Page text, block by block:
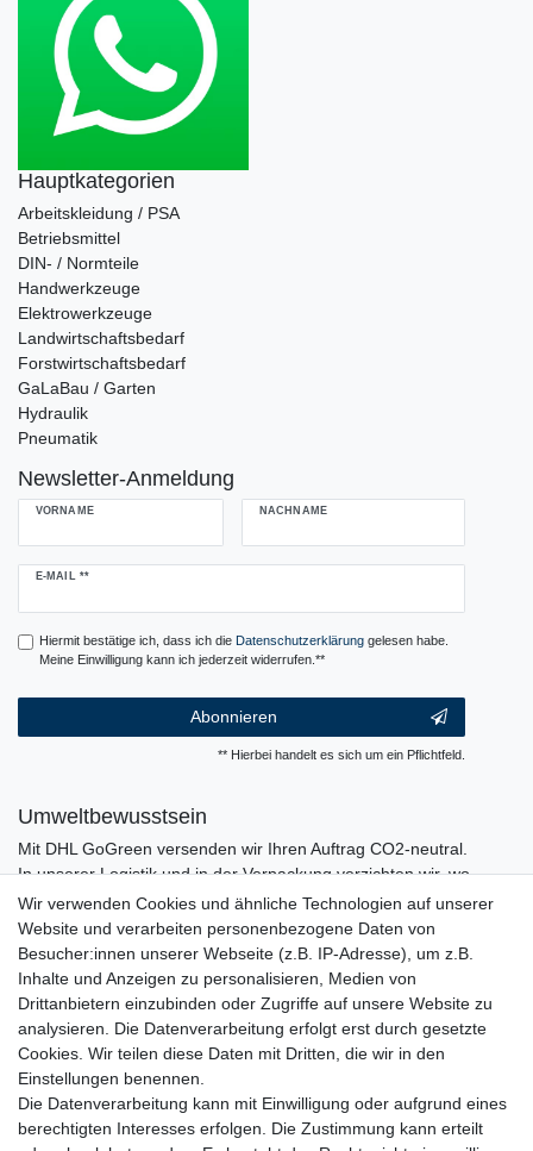
Hauptkategorien
Arbeitskleidung / PSA
Betriebsmittel
DIN- / Normteile
Handwerkzeuge
Elektrowerkzeuge
Landwirtschaftsbedarf
Forstwirtschaftsbedarf
GaLaBau / Garten
Hydraulik
Pneumatik
Newsletter-Anmeldung
VORNAME NACHNAME
E-MAIL **
Newsletter
Hiermit bestätige ich, dass ich die Daten­schutz­erklärunggelesen habe.
Meine Einwilligung kann ich jederzeit widerrufen.**
Abonnieren
** Hierbei handelt es sich um ein Pflichtfeld.
Umweltbewusstsein
Mit DHL GoGreen versenden wir Ihren Auftrag CO2-neutral.
In unserer Logistik und in der Verpackung verzichten wir, wo
immer es möglich ist, auf den Einsatz von Kunststoffen und
Plastik.
Wir verwenden Cookies und ähnliche Technologien auf unserer
Website und verarbeiten personenbezogene Daten von
Besucher:innen unserer Webseite (z.B. IP-Adresse), um z.B.
Inhalte und Anzeigen zu personalisieren, Medien von
Drittanbietern einzubinden oder Zugriffe auf unsere Website zu
analysieren. Die Datenverarbeitung erfolgt erst durch gesetzte
Cookies. Wir teilen diese Daten mit Dritten, die wir in den
Einstellungen benennen.
Die Datenverarbeitung kann mit Einwilligung oder aufgrund eines
berechtigten Interesses erfolgen. Die Zustimmung kann erteilt